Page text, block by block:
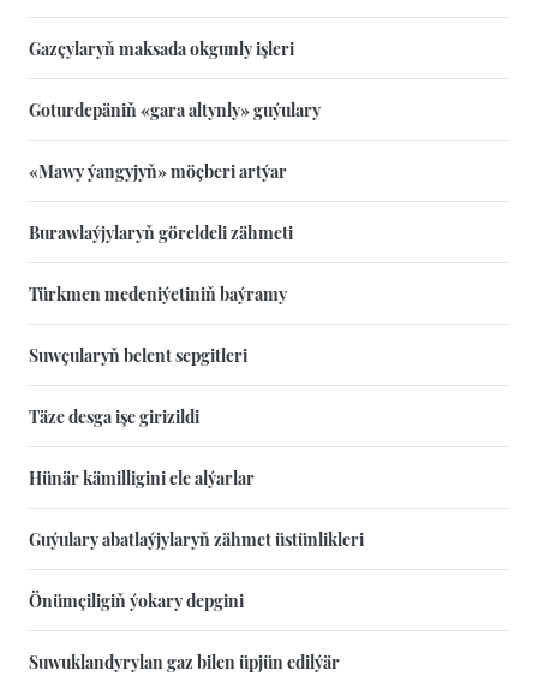
Gazçylaryň maksada okgunly işleri
Goturdepäniň «gara altynly» guýulary
«Mawy ýangyjyň» möçberi artýar
Burawlaýjylaryň göreldeli zähmeti
Türkmen medeniýetiniň baýramy
Suwçularyň belent sepgitleri
Täze desga işe girizildi
Hünär kämilligini ele alýarlar
Guýulary abatlaýjylaryň zähmet üstünlikleri
Önümçiligiň ýokary depgini
Suwuklandyrylan gaz bilen üpjün edilýär